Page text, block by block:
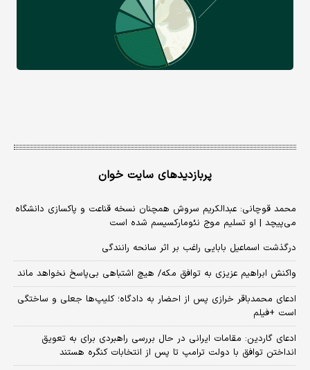
پربازدیدهای سایت خوان
محمد قوچانی: عبدالکریم سروش همچنان نسخه قناعت و پاکسازی دانشگاه
می‌پیچد | او تسلیم موج نئومارکسیسم شده است
درگذشت اسماعیل بابایی راغب بر اثر سانحه رانندگی
واکنش ابراهیم عزیزی به توافق مکه/ هیچ اشتباهی بی‌پاسخ نخواهد ماند
ادعای محمدباقر خرازی پس از احضار به دادگاه؛ کلیپ‌ها جعلی و ساختگی
است +فیلم
ادعای گاردین: مقامات ایرانی در حال بررسی راهبردی برای به تعویق
انداختن توافق با دولت ترامپ تا پس از انتخابات کنگره هستند